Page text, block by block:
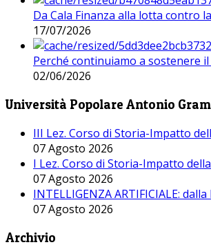
Da Cala Finanza alla lotta contro
17/07/2026
Perché continuiamo a sostenere il
02/06/2026
Università Popolare Antonio
III Lez. Corso di Storia-Impatto
07 Agosto 2026
I Lez. Corso di Storia-Impatto
07 Agosto 2026
INTELLIGENZA ARTIFICIALE:
07 Agosto 2026
Archivio